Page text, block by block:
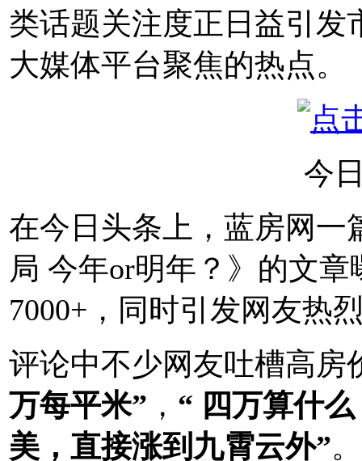
类话题关注度正日益引发
大媒体平台聚焦的热点。
今
在今日头条上，蓝房网一
局 今年or明年？》的文
7000+，同时引发网友热
评论中不少网友吐槽高房
万每平米” ， “ 四万算什
美，直接涨到九霄云外”。